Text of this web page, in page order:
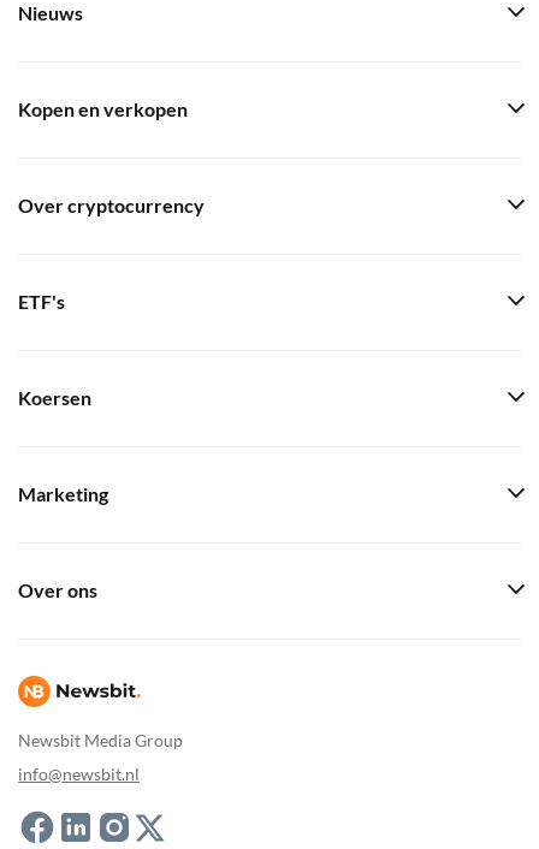
Newsbit Media Group
info@newsbit.nl
Nieuws
Kopen en verkopen
Over cryptocurrency
ETF's
Koersen
Marketing
Over ons